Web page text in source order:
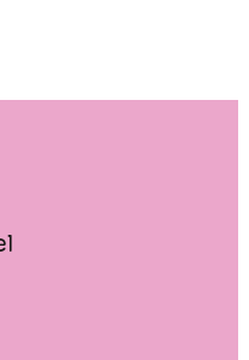
aus
Bilder der
18. und